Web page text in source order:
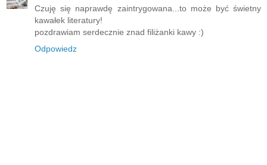
Czuję się naprawdę zaintrygowana...to może być świetny
kawałek literatury!
pozdrawiam serdecznie znad filiżanki kawy :)
Odpowiedz